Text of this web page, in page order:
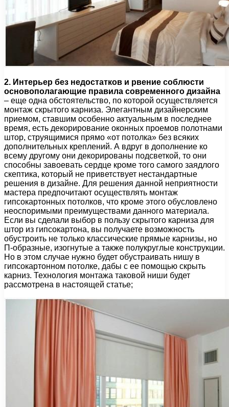
2. Интерьер без недостатков и рвение соблюсти
основополагающие правила современного дизайна
– еще одна обстоятельство, по которой осуществляется
монтаж скрытого карниза. Элегантным дизайнерским
приемом, ставшим особенно актуальным в последнее
время, есть декорирование оконных проемов полотнами
штор, струящимися прямо «от потолка» без всяких
дополнительных креплений. А вдруг в дополнение ко
всему другому они декорированы подсветкой, то они
способны завоевать сердце кроме того самого заядлого
скептика, который не приветствует нестандартные
решения в дизайне. Для решения данной неприятности
мастера предпочитают осуществлять монтаж
гипсокартонных потолков, что кроме этого обусловлено
неоспоримыми преимуществами данного материала.
Если вы сделали выбор в пользу скрытого карниза для
штор из гипсокартона, вы получаете возможность
обустроить не только классические прямые карнизы, но
П-образные, изогнутые а также полукруглые конструкции.
Но в этом случае нужно будет обустраивать нишу в
гипсокартонном потолке, дабы с ее помощью скрыть
карниз. Технология монтажа таковой ниши будет
рассмотрена в настоящей статье;